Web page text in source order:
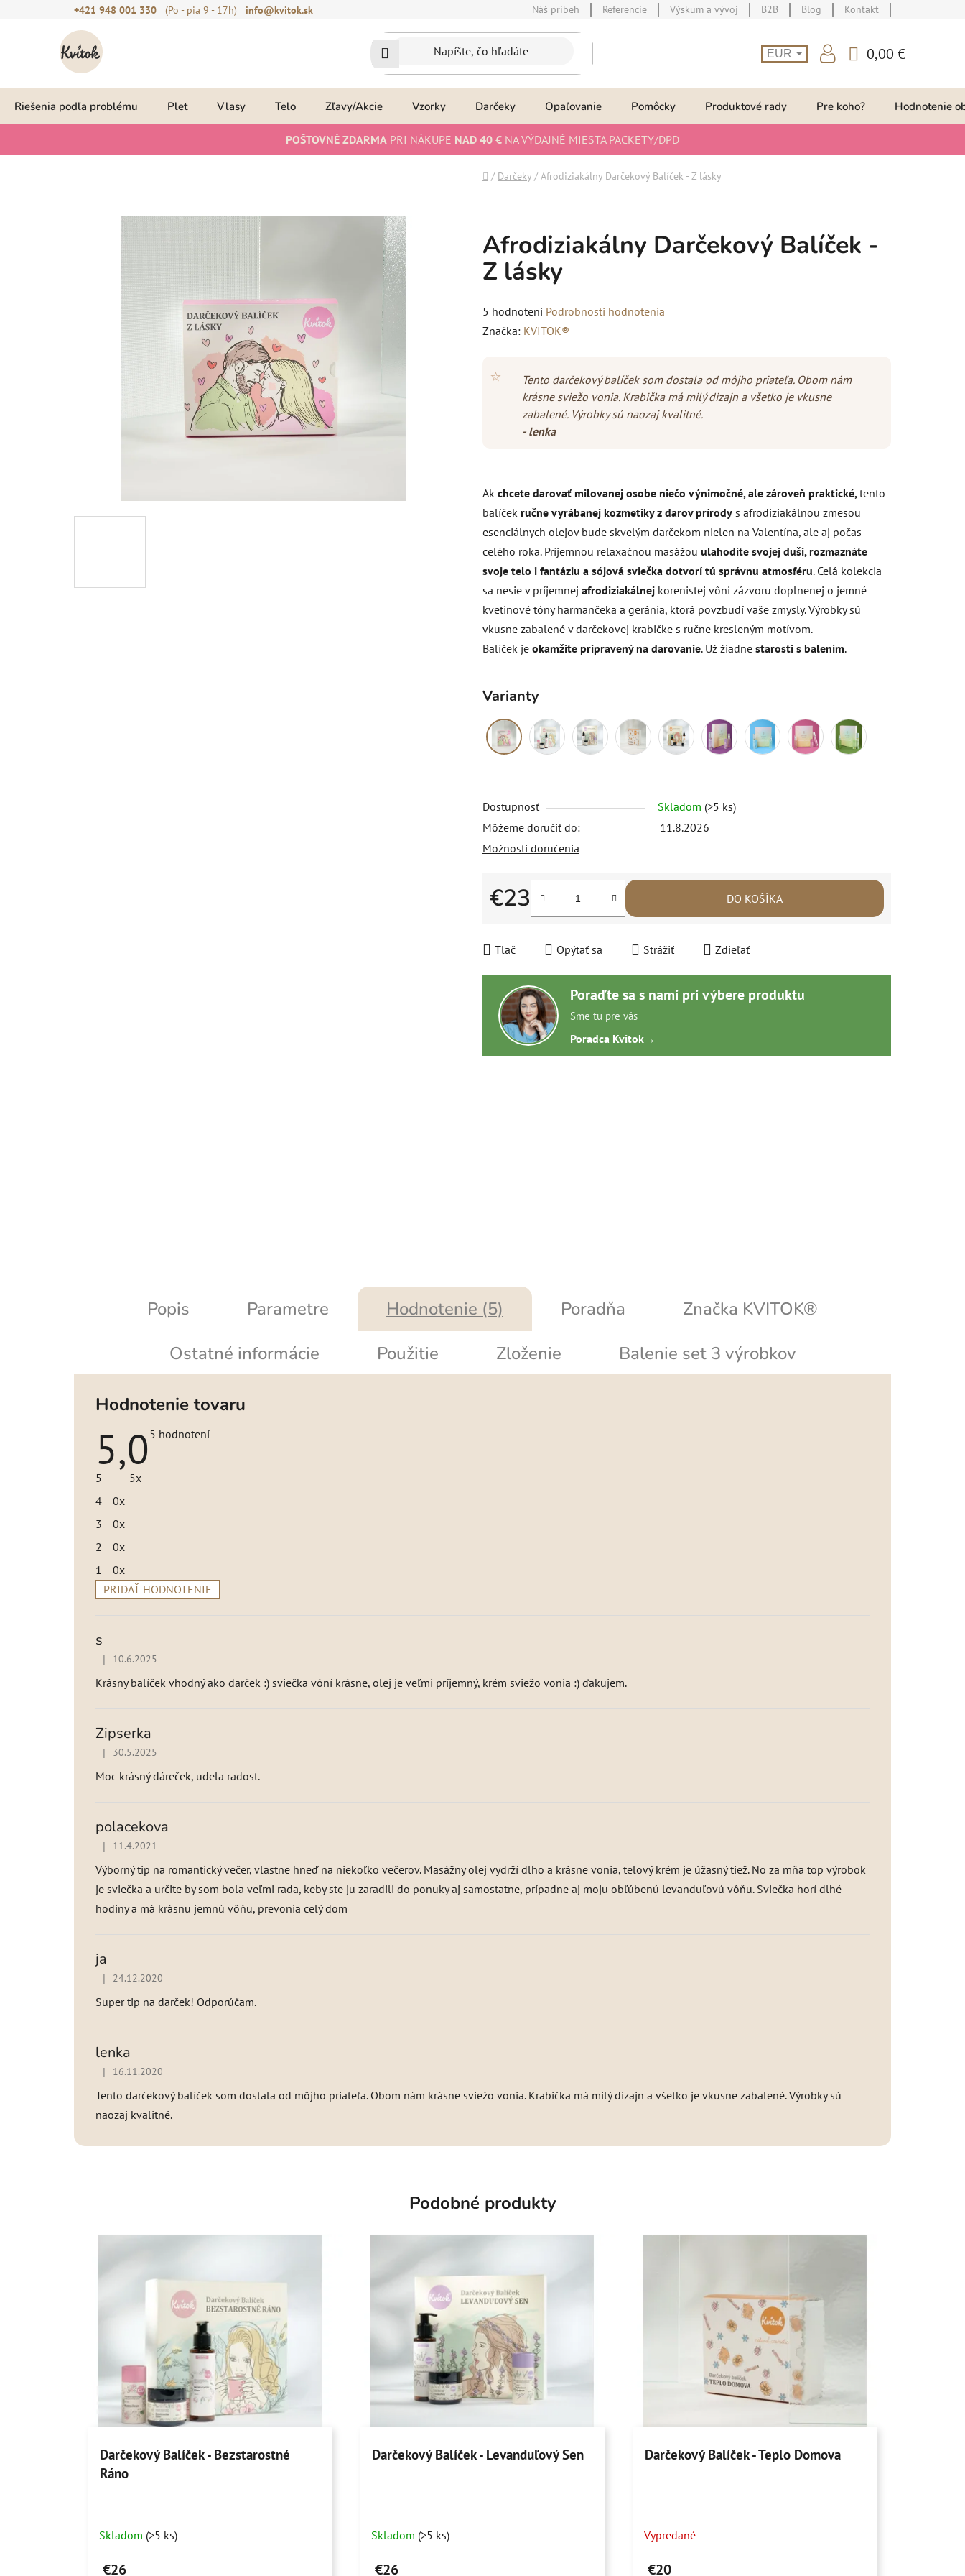
+421 948 001 330 (Po - pia 9 - 17h) info@kvitok.sk Náš príbeh Referencie Výskum a vývoj B2B Blog Kontakt
EUR
KOŠÍK
0,00 €
Riešenia podľa problému Pleť Vlasy Telo Zľavy/Akcie Vzorky Darčeky Opaľovanie Pomôcky Produktové rady Pre koho? Hodnotenie
POŠTOVNÉ ZDARMA PRI NÁKUPE NAD 40 € NA VÝDAJNÉ MIESTA PACKETY/DPD
Domov
/ Darčeky / Afrodiziakálny Darčekový Balíček - Z lásky
Afrodiziakálny Darčekový Balíček -
Z lásky
Priemerné
hodnotenie
5 hodnotení Podrobnosti hodnotenia
Značka: KVITOK®
⭐
Tento darčekový balíček som dostala od môjho priateľa. Obom nám
krásne sviežo vonia. Krabička má milý dizajn a všetko je vkusne
zabalené. Výrobky sú naozaj kvalitné.
- lenka
Ak chcete darovať milovanej osobe niečo výnimočné, ale zároveň praktické, tento
balíček ručne vyrábanej kozmetiky z darov prírody s afrodiziakálnou zmesou
esenciálnych olejov bude skvelým darčekom nielen na Valentína, ale aj počas
celého roka. Príjemnou relaxačnou masážou ulahodíte svojej duši, rozmaznáte
svoje telo i fantáziu a sójová sviečka dotvorí tú správnu atmosféru. Celá kolekcia
sa nesie v príjemnej afrodiziakálnej korenistej vôni zázvoru doplnenej o jemné
kvetinové tóny harmančeka a geránia, ktorá povzbudí vaše zmysly. Výrobky sú
vkusne zabalené v darčekovej krabičke s ručne kresleným motívom.
Balíček je okamžite pripravený na darovanie. Už žiadne starosti s balením.
Varianty
Dostupnosť Skladom (>5 ks)
Môžeme doručiť do:
11.8.2026
Možnosti doručenia
€23
Jednotková cena:
DO KOŠÍKA
Tlač Opýtať sa Strážiť Zdieľať
Poraďte sa s nami pri výbere produktu
Sme tu pre vás
Poradca Kvitok→
Popis Parametre Hodnotenie (5) Poradňa Značka KVITOK®
Ostatné informácie
Použitie Zloženie Balenie set 3 výrobkov
Hodnotenie tovaru
5,0 Priemerné
5 hodnotení
5
5x
4
0x
3
0x
2
0x
1
0x
PRIDAŤ HODNOTENIE
p
h
n
e
s
Hodnotenie produktu je 5 z 5 hviezdičiek.
| 10.6.2025
Krásny balíček vhodný ako darček :) sviečka vôní krásne, olej je veľmi príjemný, krém sviežo vonia :) ďakujem.
Zipserka
Hodnotenie produktu je 5 z 5 hviezdičiek.
| 30.5.2025
Moc krásný dáreček, udela radost.
polacekova
Hodnotenie produktu je 5 z 5 hviezdičiek.
| 11.4.2021
Výborný tip na romantický večer, vlastne hneď na niekoľko večerov. Masážny olej vydrží dlho a krásne vonia, telový krém je úžasný tiež. No za mňa top výrobok
je sviečka a určite by som bola veľmi rada, keby ste ju zaradili do ponuky aj samostatne, prípadne aj moju obľúbenú levanduľovú vôňu. Sviečka horí dlhé
hodiny a má krásnu jemnú vôňu, prevonia celý dom
ja
Hodnotenie produktu je 5 z 5 hviezdičiek.
| 24.12.2020
Super tip na darček! Odporúčam.
lenka
Hodnotenie produktu je 5 z 5 hviezdičiek.
| 16.11.2020
Tento darčekový balíček som dostala od môjho priateľa. Obom nám krásne sviežo vonia. Krabička má milý dizajn a všetko je vkusne zabalené. Výrobky sú
naozaj kvalitné.
Podobné produkty
Darčekový Balíček - Bezstarostné
Ráno
hodnotenie
produktu
Skladom (>5 ks)
€26
Darčekový Balíček - Levanduľový Sen
hodnotenie
produktu
Skladom (>5 ks)
€26
Darčekový Balíček - Teplo Domova
hodnotenie
produktu
Vypredané
€20